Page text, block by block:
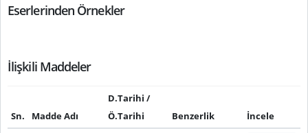
Eserlerinden Örnekler
İlişkili Maddeler
Sn. Madde Adı
D.Tarihi /
Ö.Tarihi
Benzerlik
İncele